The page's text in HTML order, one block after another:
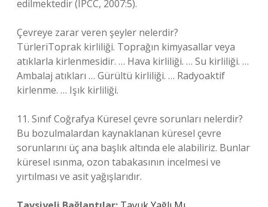
edilmektedir (IPCC, 2007:5).
Çevreye zarar veren şeyler nelerdir?
TürleriToprak kirliliği. Toprağın kimyasallar veya
atıklarla kirlenmesidir. … Hava kirliliği. … Su kirliliği. …
Ambalaj atıkları … Gürültü kirliliği. … Radyoaktif
kirlenme. … Işık kirliliği.
11. Sınıf Coğrafya Küresel çevre sorunları nelerdir?
Bu bozulmalardan kaynaklanan küresel çevre
sorunlarını üç ana başlık altında ele alabiliriz. Bunlar
küresel ısınma, ozon tabakasının incelmesi ve
yırtılması ve asit yağışlarıdır.